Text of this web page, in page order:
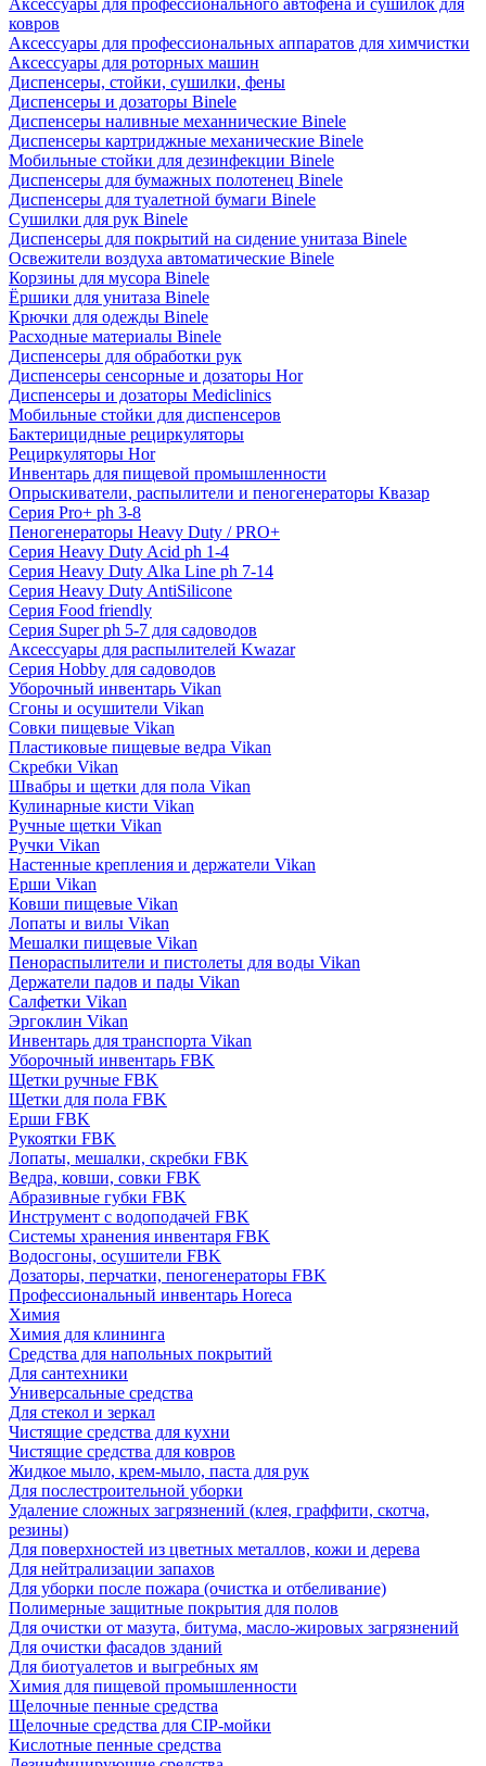
Аксессуары для профессионального автофена и сушилок для
ковров
Аксессуары для профессиональных аппаратов для химчистки
Аксессуары для роторных машин
Диспенсеры, стойки, сушилки, фены
Диспенсеры и дозаторы Binele
Диспенсеры наливные механнические Binele
Диспенсеры картриджные механические Binele
Мобильные стойки для дезинфекции Binele
Диспенсеры для бумажных полотенец Binele
Диспенсеры для туалетной бумаги Binele
Сушилки для рук Binele
Диспенсеры для покрытий на сидение унитаза Binele
Освежители воздуха автоматические Binele
Корзины для мусора Binele
Ёршики для унитаза Binele
Крючки для одежды Binele
Расходные материалы Binele
Диспенсеры для обработки рук
Диспенсеры сенсорные и дозаторы Hor
Диспенсеры и дозаторы Mediclinics
Мобильные стойки для диспенсеров
Бактерицидные рециркуляторы
Рециркуляторы Hor
Инвентарь для пищевой промышленности
Опрыскиватели, распылители и пеногенераторы Квазар
Серия Pro+ ph 3-8
Пеногенераторы Heavy Duty / PRO+
Серия Heavy Duty Acid ph 1-4
Серия Heavy Duty Alka Line ph 7-14
Серия Heavy Duty AntiSilicone
Серия Food friendly
Серия Super ph 5-7 для садоводов
Аксессуары для распылителей Kwazar
Серия Hobby для садоводов
Уборочный инвентарь Vikan
Сгоны и осушители Vikan
Совки пищевые Vikan
Пластиковые пищевые ведра Vikan
Скребки Vikan
Швабры и щетки для пола Vikan
Кулинарные кисти Vikan
Ручные щетки Vikan
Ручки Vikan
Настенные крепления и держатели Vikan
Ерши Vikan
Ковши пищевые Vikan
Лопаты и вилы Vikan
Мешалки пищевые Vikan
Пенораспылители и пистолеты для воды Vikan
Держатели падов и пады Vikan
Салфетки Vikan
Эргоклин Vikan
Инвентарь для транспорта Vikan
Уборочный инвентарь FBK
Щетки ручные FBK
Щетки для пола FBK
Ерши FBK
Рукоятки FBK
Лопаты, мешалки, скребки FBK
Ведра, ковши, совки FBK
Абразивные губки FBK
Инструмент с водоподачей FBK
Системы хранения инвентаря FBK
Водосгоны, осушители FBK
Дозаторы, перчатки, пеногенераторы FBK
Профессиональный инвентарь Horeca
Химия
Химия для клининга
Средства для напольных покрытий
Для сантехники
Универсальные средства
Для стекол и зеркал
Чистящие средства для кухни
Чистящие средства для ковров
Жидкое мыло, крем-мыло, паста для рук
Для послестроительной уборки
Удаление сложных загрязнений (клея, граффити, скотча,
резины)
Для поверхностей из цветных металлов, кожи и дерева
Для нейтрализации запахов
Для уборки после пожара (очистка и отбеливание)
Полимерные защитные покрытия для полов
Для очистки от мазута, битума, масло-жировых загрязнений
Для очистки фасадов зданий
Для биотуалетов и выгребных ям
Химия для пищевой промышленности
Щелочные пенные средства
Щелочные средства для CIP-мойки
Кислотные пенные средства